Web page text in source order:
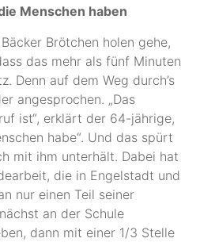
Menschen haben
Brötchen holen gehe,
das mehr als fünf Minuten
Denn auf dem Weg durch’s
angesprochen. „Das
ist“, erklärt der 64-jährige,
habe“. Und das spürt
mit ihm unterhält. Dabei hat
die in Engelstadt und
nur einen Teil seiner
an der Schule
dann mit einer 1/3 Stelle